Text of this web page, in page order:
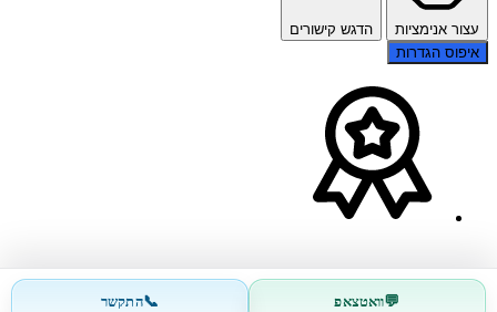
💬וואטצאפ 📞התקשר
עצור אנימציות
הדגש קישורים
איפוס הגדרות